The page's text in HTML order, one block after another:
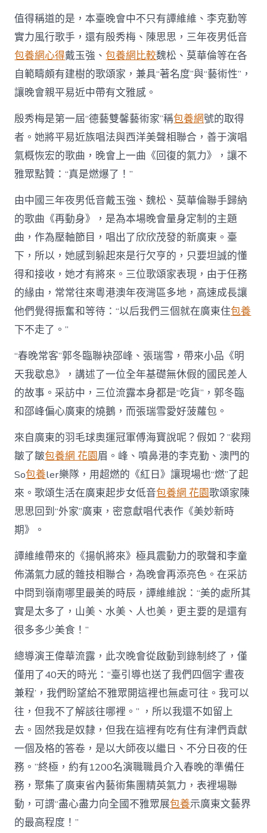
值得稱道的是，本臺晚會中不只有譚維維、李克勤等
實力風行歌手，還有殷秀梅、陳思思，三年夜男低音
包養網心得戴玉強、包養網比較魏松、莫華倫等在各
自範疇頗有建樹的歌頌家，兼具“著名度”與“藝術性”，
讓晚會親平易近中帶有文雅感。
殷秀梅是第一屆“德藝雙馨藝術家”稱包養網號的取得
者。她將平易近族唱法與西洋美聲相聯合，善于演唱
氣概恢宏的歌曲，晚會上一曲《回復的氣力》，讓不
雅眾點贊：“真是燃爆了！”
由中國三年夜男低音戴玉強、魏松、莫華倫聯手歸納
的歌曲《再動身》，是為本場晚會量身定制的主題
曲，作為壓軸節目，唱出了欣欣茂發的新廣東。臺
下，所以，她感到躲起來是行欠亨的，只要坦誠的懂
得和接收，她才有將來。三位歌頌家表現，由于任務
的緣由，常常往來粵港澳年夜灣區多地，高速成長讓
他們覺得振奮和等待：“以后我們三個就在廣東住包養
下不走了。”
“春晚常客”郭冬臨聯袂邵峰、張瑞雪，帶來小品《明
天我歇息》，講述了一位全年基礎無休假的國民差人
的故事。采訪中，三位流露本身都是“吃貨”，郭冬臨
和邵峰偏心廣東的燒鵝，而張瑞雪愛好菠蘿包。
來自廣東的羽毛球奧運冠軍傅海寶說呢？假如？”裴翔
皺了皺包養網 花園眉。峰、噴鼻港的李克勤、澳門的
So包養ler樂隊，用超燃的《紅日》讓現場也“燃”了起
來。歌頌生活在廣東起步女低音包養網 花園歌頌家陳
思思回到“外家”廣東，密意獻唱代表作《美妙新時
期》。
譚維維帶來的《揚帆將來》極具震動力的歌聲和李童
佈滿氣力感的雜技相聯合，為晚會再添亮色。在采訪
中問到嶺南哪里最美的時辰，譚維維說：“美的處所其
實是太多了，山美、水美、人也美，更主要的是還有
很多多少美食！”
總導演王偉華流露，此次晚會從啟動到錄制終了，僅
僅用了40天的時光：“臺引導也送了我們四個字‘晝夜
兼程’，我們盼望給不雅眾開這裡也無處可往。我可以
往，但我不了解該往哪裡。” ，所以我還不如留上
去。固然我是奴隸，但我在這裡有吃有住有津們貢獻
一個及格的答卷，是以大師夜以繼日、不分日夜的任
務。”終極，約有1200名演職職員介入春晚的準備任
務，聚集了廣東省內藝術集團精英氣力，表裡場聯
動，可謂“盡心盡力向全國不雅眾展包養示廣東文藝界
的最高程度！”